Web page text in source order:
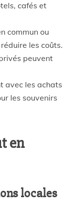
cafés et
commun ou
les coûts.
peuvent
avec les achats
les souvenirs
en
locales